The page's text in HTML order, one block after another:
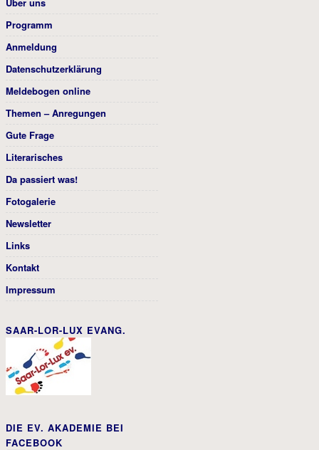
Programm
Anmeldung
Datenschutzerklärung
Meldebogen online
Themen – Anregungen
Gute Frage
Literarisches
Da passiert was!
Fotogalerie
Newsletter
Links
Kontakt
Impressum
SAAR-LOR-LUX EVANG.
DIE EV. AKADEMIE BEI
FACEBOOK